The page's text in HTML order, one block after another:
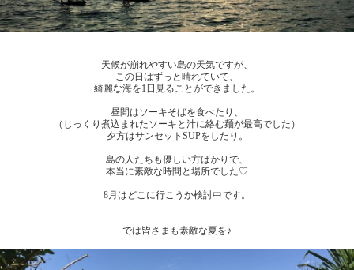
天候が崩れやすい島の天気ですが、
この日はずっと晴れていて、
綺麗な海を1日見ることができました。
昼間はソーキそばを食べたり、
（じっくり煮込まれたソーキと汁に絡む麺が最高でした）
夕方はサンセットSUPをしたり。
島の人たちも優しい方ばかりで、
本当に素敵な時間と場所でした♡
8月はどこに行こうか検討中です。
では皆さまも素敵な夏を♪